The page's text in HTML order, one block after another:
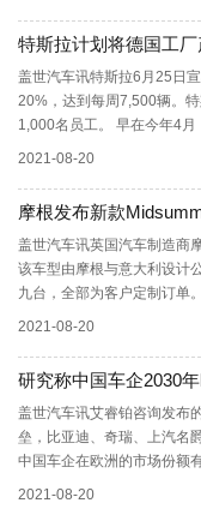
特斯拉计划将德国工
盖世汽车讯特斯拉6月25日
20%，达到每周7,500辆。
1,000名员工。 早在今年4
2021-08-20
摩根发布新款
盖世汽车讯英国汽车制造商
该车型由摩根与意大利设计
九台，全部为客户定制订单
2021-08-20
研究称中国车企2030
盖世汽车讯艾睿铂咨询发布
垒，比亚迪、奇瑞、上汽名
中国车企在欧洲的市场份额
2021-08-20